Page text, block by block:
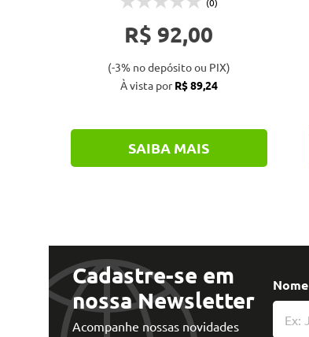
R$ 92,00
(-3% no depósito ou PIX)
À vista porR$ 89,24
SAIBA MAIS
Cadastre-se em
nossa Newsletter
Acompanhe nossas novidades
Nome